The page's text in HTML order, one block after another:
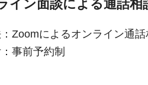
イン面談による通話相
Zoomによるオンライン通話
事前予約制